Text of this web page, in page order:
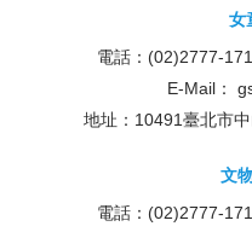
女
電話：(02)2777-
E-Mail：
地址：10491臺北市
文
電話：(02)2777-